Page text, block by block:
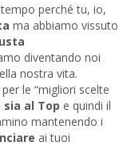
perché tu, io,
ma abbiamo vissuto
diventando noi
nostra vita.
le “migliori scelte
al Top e quindi il
mantenendo i
ai tuoi